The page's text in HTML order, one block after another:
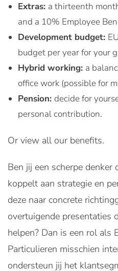
Extras: a thirteenth
and a 10% Employee
Development budget:
budget per year for your
Hybrid working: a
office work (possible for
Pension: decide for
personal contribution.
Or view all our benefits.
Ben jij een scherpe denker
koppelt aan strategie en
deze naar concrete
overtuigende presentaties
helpen? Dan is een rol als
Particulieren misschien
ondersteun jij het